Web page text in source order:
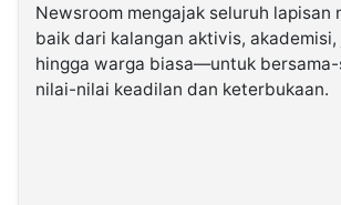
Newsroom mengajak seluruh
baik dari kalangan aktivis, akademisi,
hingga warga biasa—untuk bersama-
nilai-nilai keadilan dan keterbukaan.